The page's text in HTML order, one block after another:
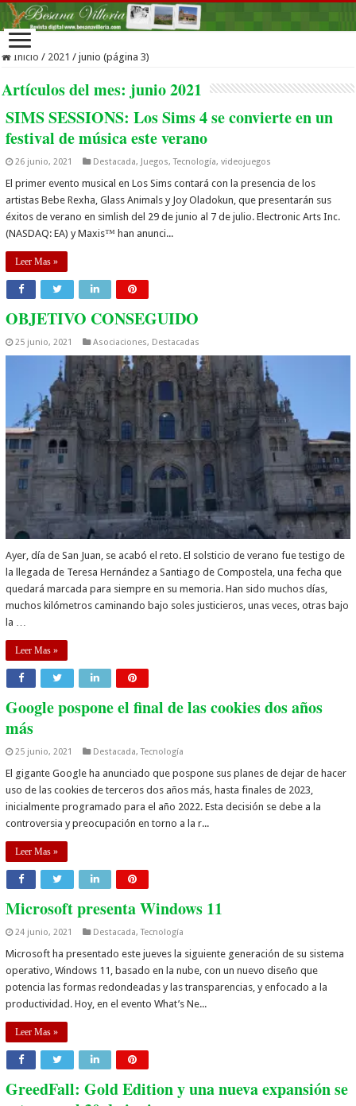
Inicio / 2021 / junio (página 3)
Artículos del mes: junio 2021
SIMS SESSIONS: Los Sims 4 se convierte en un
festival de música este verano
26 junio, 2021 Destacada, Juegos,Tecnología,videojuegos
El primer evento musical en Los Sims contará con la presencia de los
artistas Bebe Rexha, Glass Animals y Joy Oladokun, que presentarán sus
éxitos de verano en simlish del 29 de junio al 7 de julio. Electronic Arts Inc.
(NASDAQ: EA) y Maxis™ han anunci...
Leer Mas »
OBJETIVO CONSEGUIDO
25 junio, 2021 Asociaciones, Destacadas
Ayer, día de San Juan, se acabó el reto. El solsticio de verano fue testigo de
la llegada de Teresa Hernández a Santiago de Compostela, una fecha que
quedará marcada para siempre en su memoria. Han sido muchos días,
muchos kilómetros caminando bajo soles justicieros, unas veces, otras bajo
la …
Leer Mas »
Google pospone el final de las cookies dos años
más
25 junio, 2021 Destacada,Tecnología
El gigante Google ha anunciado que pospone sus planes de dejar de hacer
uso de las cookies de terceros dos años más, hasta finales de 2023,
inicialmente programado para el año 2022. Esta decisión se debe a la
controversia y preocupación en torno a la r...
Leer Mas »
Microsoft presenta Windows 11
24 junio, 2021 Destacada,Tecnología
Microsoft ha presentado este jueves la siguiente generación de su sistema
operativo, Windows 11, basado en la nube, con un nuevo diseño que
potencia las formas redondeadas y las transparencias, y enfocado a la
productividad. Hoy, en el evento What’s Ne...
Leer Mas »
GreedFall: Gold Edition y una nueva expansión se